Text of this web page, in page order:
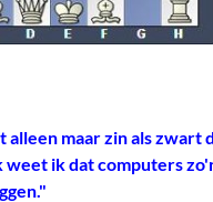
alleen maar zin als zwart
weet ik dat computers